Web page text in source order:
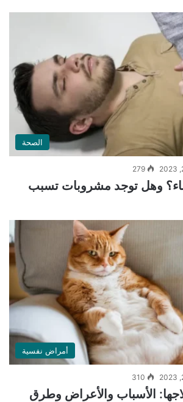
الصحة
279
وهل توجد مشروبات تسبب
أمراض نفسية
310
الأسباب والأعراض وطرق